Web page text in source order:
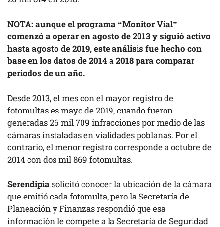
NOTA: aunque el programa “Monitor Vial”
comenzó a operar en agosto de 2013 y siguió activo
hasta agosto de 2019, este análisis fue hecho con
base en los datos de 2014 a 2018 para comparar
periodos de un año.
Desde 2013, el mes con el mayor registro de
fotomultas es mayo de 2019, cuando fueron
generadas 26 mil 709 infracciones por medio de las
cámaras instaladas en vialidades poblanas. Por el
contrario, el menor registro corresponde a octubre de
2014 con dos mil 869 fotomultas.
Serendipiasolicitó conocer la ubicación de la cámara
que emitió cada fotomulta, pero la Secretaría de
Planeación y Finanzas respondió que esa
información le compete a la Secretaría de Seguridad